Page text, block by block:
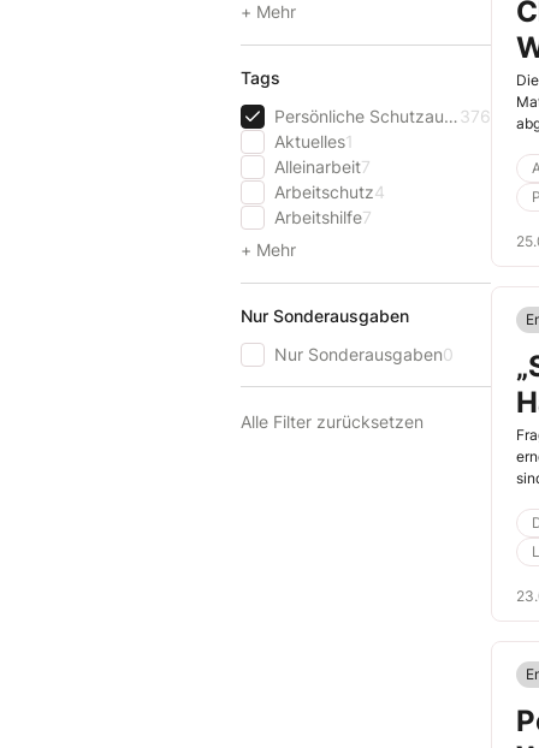
+ Mehr
Tags
Persönliche Schutzausrüstung (PSA) 376
Aktuelles1
Alleinarbeit7
Arbeitschutz4
Arbeitshilfe7
+ Mehr
Nur Sonderausgaben
Nur Sonderausgaben0
Alle Filter zurücksetzen